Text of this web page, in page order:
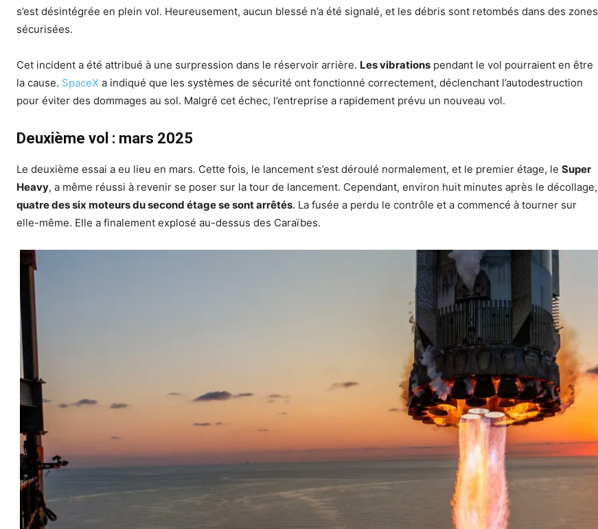
s’est désintégrée en plein vol. Heureusement, aucun blessé n’a été signalé, et les débris sont retombés dans des zones
sécurisées.
Cet incident a été attribué à une surpression dans le réservoir arrière. Les vibrations pendant le vol pourraient en être
la cause. SpaceX a indiqué que les systèmes de sécurité ont fonctionné correctement, déclenchant l’autodestruction
pour éviter des dommages au sol. Malgré cet échec, l’entreprise a rapidement prévu un nouveau vol.
Deuxième vol : mars 2025
Le deuxième essai a eu lieu en mars. Cette fois, le lancement s’est déroulé normalement, et le premier étage, le Super
Heavy, a même réussi à revenir se poser sur la tour de lancement. Cependant, environ huit minutes après le décollage,
quatre des six moteurs du second étage se sont arrêtés. La fusée a perdu le contrôle et a commencé à tourner sur
elle-même. Elle a finalement explosé au-dessus des Caraïbes.